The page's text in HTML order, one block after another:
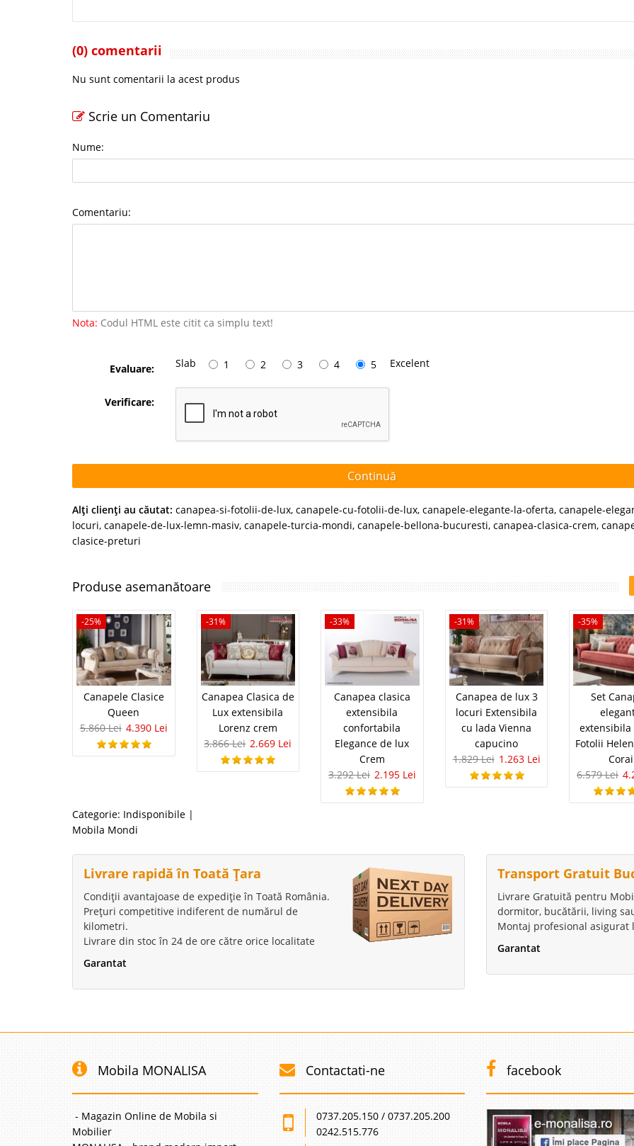
(0) comentarii
Nu sunt comentarii la acest produs
Scrie un Comentariu
Nume:
Comentariu:
Nota: Codul HTML este citit ca simplu text!
Evaluare: Slab 1 2 3 4 5 Excelent
Verificare:
Continuă
Alţi clienţi au căutat: canapea-si-fotolii-de-lux, canapele-cu-fotolii-de-lux, canapele-elegante-la-oferta, canapele-
locuri, canapele-de-lux-lemn-masiv, canapele-turcia-mondi, canapele-bellona-bucuresti, canapea-clasica-crem,
clasice-preturi
Produse asemanătoare
-25%
Canapele Clasice
Queen
5.860 Lei 4.390 Lei
-31%
Canapea Clasica de
Lux extensibila
Lorenz crem
3.866 Lei 2.669 Lei
-33%
Canapea clasica
extensibila
confortabila
Elegance de lux
Crem
3.292 Lei 2.195 Lei
-31%
Canapea de lux 3
locuri Extensibila
cu lada Vienna
capucino
1.829 Lei 1.263 Lei
-35%
Set
extensibila
Fotolii
Corai
6.579 Lei
Categorie: Indisponibile |
Mobila Mondi
Livrare rapidă în Toată Țara
Condiții avantajoase de expediție în Toată România.
Prețuri competitive indiferent de numărul de
kilometri.
Livrare din stoc în 24 de ore către orice localitate
Garantat
Transport Gratuit
Livrare Gratuită pentru
dormitor, bucătării, living
Montaj profesional asigurat
Garantat
Mobila MONALISA
- Magazin Online de Mobila si
Mobilier
Contactati-ne
0737.205.150 / 0737.205.200
0242.515.776
facebook